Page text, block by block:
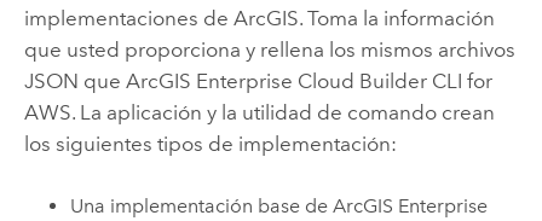
implementaciones de ArcGIS. Toma la información
que usted proporciona y rellena los mismos archivos
JSON que ArcGIS Enterprise Cloud Builder CLI for
AWS. La aplicación y la utilidad de comando crean
los siguientes tipos de implementación:
Una implementación base deArcGIS Enterprise